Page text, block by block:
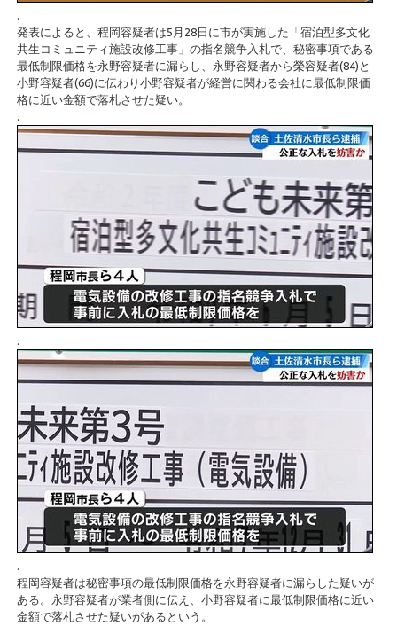
.
発表によると、程岡容疑者は5月28日に市が実施した「宿泊型多文化
共生コミュニティ施設改修工事」の指名競争入札で、秘密事項である
最低制限価格を永野容疑者に漏らし、永野容疑者から榮容疑者(84)と
小野容疑者(66)に伝わり小野容疑者が経営に関わる会社に最低制限価
格に近い金額で落札させた疑い。
.
.
.
程岡容疑者は秘密事項の最低制限価格を永野容疑者に漏らした疑いが
ある。永野容疑者が業者側に伝え、小野容疑者に最低制限価格に近い
金額で落札させた疑いがあるという。